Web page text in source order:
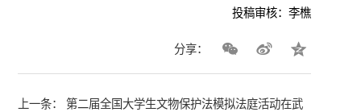
投稿审核：李樵
分享：
上一条： 第二届全国大学生文物保护法模拟法庭活动在武